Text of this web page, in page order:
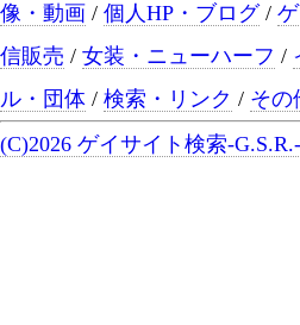
像・動画 / 個人HP・ブログ/
信販売 / 女装・ニューハーフ /
ル・団体 / 検索・リンク / その
(C)2026 ゲイサイト検索-G.S.R.-